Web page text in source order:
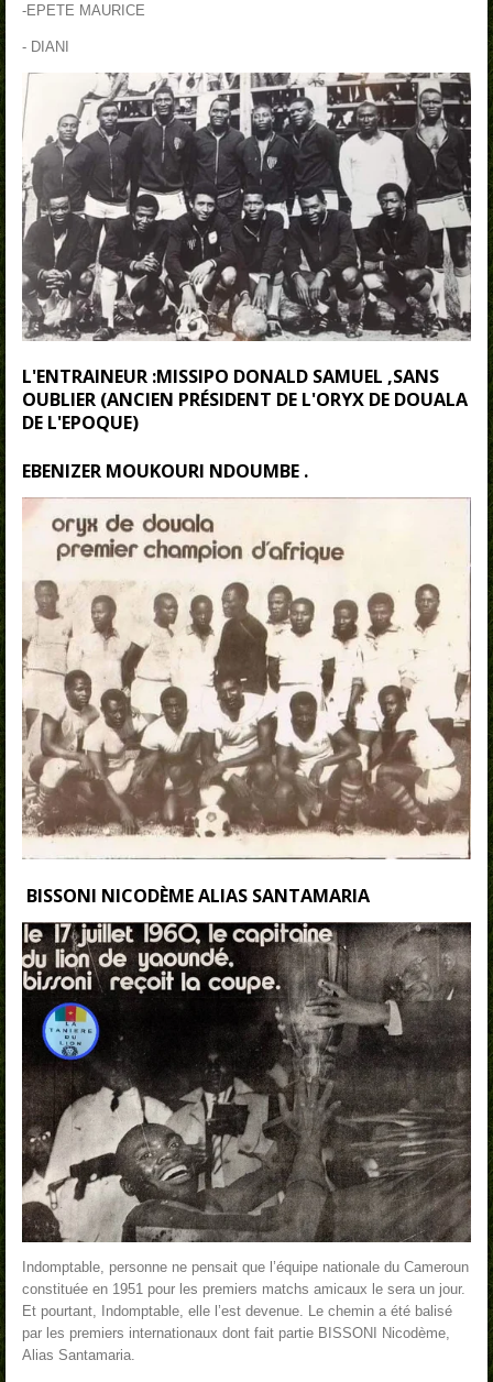
-EPETE MAURICE
- DIANI
L'ENTRAINEUR :MISSIPO DONALD SAMUEL ,SANS
OUBLIER (ANCIEN PRÉSIDENT DE L'ORYX DE DOUALA
DE L'EPOQUE)
EBENIZER MOUKOURI NDOUMBE .
BISSONI NICODÈME ALIAS SANTAMARIA
Indomptable, personne ne pensait que l’équipe nationale du Cameroun
constituée en 1951 pour les premiers matchs amicaux le sera un jour.
Et pourtant, Indomptable, elle l’est devenue. Le chemin a été balisé
par les premiers internationaux dont fait partie BISSONI Nicodème,
Alias Santamaria.